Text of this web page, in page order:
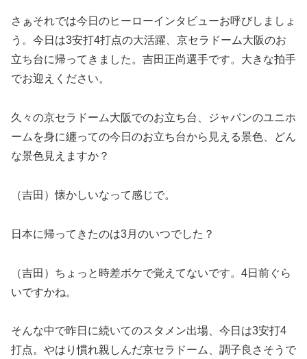
さぁそれでは今日のヒーローインタビューお呼びしましょ
う。今日は3安打4打点の大活躍、京セラドーム大阪のお
立ち台に帰ってきました。吉田正尚選手です。大きな拍手
でお迎えください。
久々の京セラドーム大阪でのお立ち台、ジャパンのユニホ
ームを身に纏っての今日のお立ち台から見える景色、どん
な景色見えますか？
（吉田）懐かしいなって感じで。
日本に帰ってきたのは3月のいつでした？
（吉田）ちょっと時差ボケで覚えてないです。4日前ぐら
いですかね。
そんな中で昨日に続いてのスタメン出場、今日は3安打4
打点。やはり慣れ親しんだ京セラドーム、調子良さそうで